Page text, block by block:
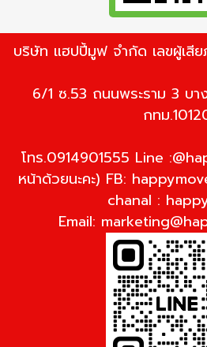
บริษัท แฮปปี้มูฟ จำกัด เลขผู้เสี
6/1 ซ.53 ถนนพระราม 3 บา
กทม
โทร.0914901555 Line
หน้าด้วยนะคะ) FB:
chanal :
Email: